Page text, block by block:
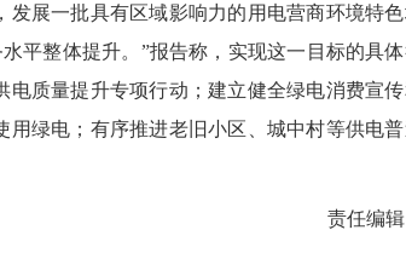
展一批具有区域影响力的用电营商环境特
平整体提升。”报告称，实现这一目标的具
质量提升专项行动；建立健全绿电消费宣
绿电；有序推进老旧小区、城中村等供电
责任编